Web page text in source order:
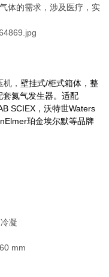
体的需求，涉及医疗，实
机，壁挂式/柜式箱体，整
套氮气发生器。适配
SCIEX，沃特世Waters
珀金埃尔默等品牌
凝
mm